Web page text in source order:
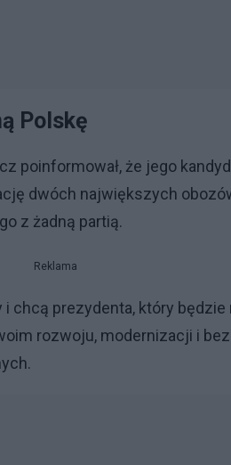
Polskę
poinformował, że jego
dwóch największych
z żadną partią.
Reklama
chcą prezydenta, który będzie
rozwoju, modernizacji i